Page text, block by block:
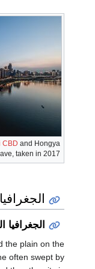
CBD and Hongya
taken in 2017
الجغرافيا
الجغرافيا
the plain on the
often swept by